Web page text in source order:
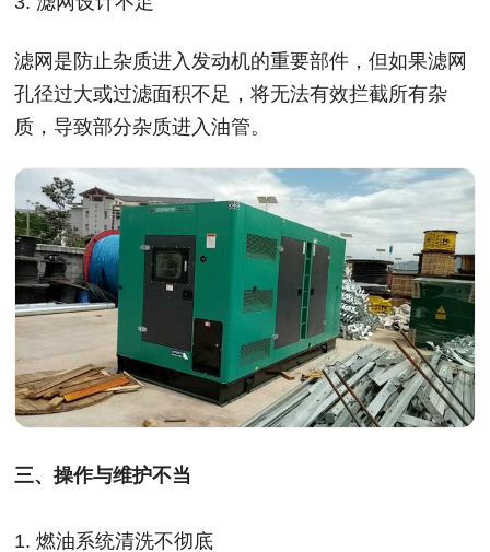
滤网是防止杂质进入发动机的重要部件，但如果滤网
孔径过大或过滤面积不足，将无法有效拦截所有杂
质，导致部分杂质进入油管。
三、操作与维护不当
1. 燃油系统清洗不彻底